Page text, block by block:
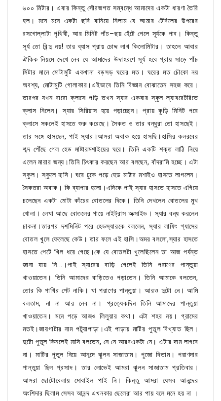
৬০০ মিটার। এবার কিন্তু সৌরজগত সম্বন্ধে আমাদের একটা ধারণা তৈরি
হল। মনে মনে একটা ছবি বানিয়ে নিলাম যে আমার টেবিলের উপরের
রসগোল্লাটা পৃথিবী, আর মিনিট পাঁচ–ছয় হেঁটে গেলে সূর্যকে পাব। কিন্তু
সূর্য তো বিন্দু নয়! তার ব্যাস প্রায় চোদ্দ লাখ কিলোমিটার। তাহলে আবার
ঐকিক নিয়মে দেখে নেব যে আমাদের উদাহরণে সূর্য হবে প্রায় সাড়ে পাঁচ
মিটার মানে মোটামুটি একখানা বড়সড় ঘরের মত। ঘরের মত চৌকো নয়
অবশ্য, মোটামুটি গোলাকার।এইভাবে তিনি বিজ্ঞান বোঝাতেন সহজ করে।
তারপর যখন বারো ক্লাসে পড়ি তখন স্যার একবার স্কুল ল্যাবরেটরিতে
ক্লাস নিলেন। স্যার সিরিয়াস হয়ে পড়াচ্ছেন। প্রায় কুড়ি মিনিট পরে
ক্লাসে সকলেই হাসতে শুরু করেছে। সৈকত ও তার বন্ধুরা তো হাসছেই।
তার সঙ্গে হাসছেন, পাই স্যার।আমরা অবাক হয়ে হাসছি।হাসির কলরবের
শব্দ পৌঁছে গেল হেড মাষ্টারমশাইয়ের ঘরে। তিনি একটি শক্ত লাঠি নিয়ে
এলেন মারার জন্য।তিনি চিৎকার করছেন আর বলছেন, বাঁদরামি হচ্ছে। এটা
স্কুল। স্কুলে হাসি। ঘরে ঢুকে পড়ে হেড মাষ্টার মশাইও হাসতে লাগলেন।
সৈকতরা অবাক। কি ব্যাপার হলো।এদিকে পাই স্যার হাসতে হাসতে এগিয়ে
চলেছেন একটা মোটা কাঁচের বোতলের দিকে। তিনি দেখলেন বোতলের মুখ
খোলা। লেখা আছে বোতলের গায়ে নাইট্রাস অক্সাইড। স্যার বন্ধ করলেন
ঢাকনা।তারপর দশমিনিট পরে হেডস্যারকে বললেন, স্যার লাফিং গ্যাসের
বোতল খুলে ফেলেছে কেউ। তার ফলে এই হাসি।অমর বললো,স্যার হাসতে
হাসতে পেটে খিল ধরে গেছে।কে যে বোতলটা খুলেছিলেন তা আজ পর্যন্ত
জানা যায় নি...।পাই স্যারের বাড়ি গেলেই তিনি পরাণের পান্তুয়া
খাওয়াতেন। তিনি আমাদের বাড়িতেও পড়াতেন। তিনি আমাকে বলতেন,
তোর কি পাখির পেট নাকি। খা পরাণের পান্তুয়া। আরও দুটো নে। আমি
বলতাম, না না আর নেব না। প্রত্যেকদিন তিনি আমাদের পান্তুয়া
খাওয়াতেন। মনে পড়ে আজও লিলুয়ার কথা। এটা শহর নয়। গ্রামের
মতই।জায়গাটার নাম পটুয়াপাড়া।এই পাড়ায় মাটির পুতুল বিখ্যাত ছিল।
দুটো পুতুল কিনলেই মাসি বলতেন, নে নে আরবএকটা নে। এটার দাম লাগবে
না। মাটির পুতুল নিয়ে আনন্দে ঝুলন সাজাতাম। পুজো দিতাম। পরাণদার
পান্তুয়া ছিল প্রসাদ। তার লোভেই আমরা ঝুলন সাজাতাম প্রতিবার।
আমরা ছোটোবেলায় মোবাইল পাই নি। কিন্তু আমরা যেসব আনন্দের
অংশিদার ছিলাম সেসব আনন্দ এখনকার ছেলেরা আর পায় বলে মনে হয় না ।